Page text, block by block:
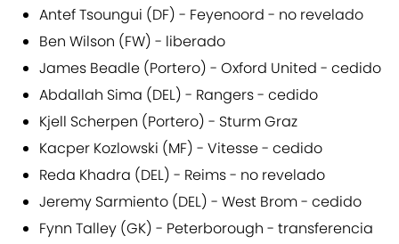
Antef Tsoungui (DF) - Feyenoord - no revelado
Ben Wilson (FW) - liberado
James Beadle (Portero) - Oxford United - cedido
Abdallah Sima (DEL) - Rangers - cedido
Kjell Scherpen (Portero) - Sturm Graz
Kacper Kozlowski (MF) - Vitesse - cedido
Reda Khadra (DEL) - Reims - no revelado
Jeremy Sarmiento (DEL) - West Brom - cedido
Fynn Talley (GK) - Peterborough - transferencia